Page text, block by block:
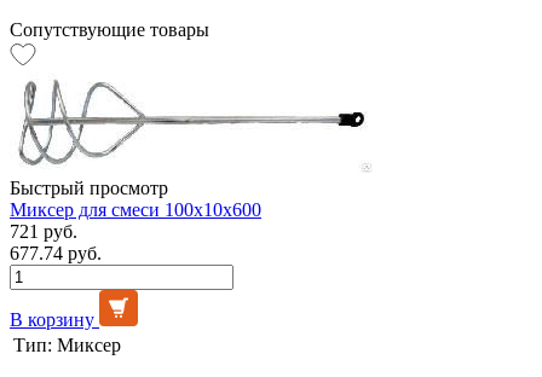
Сопутствующие товары
Быстрый просмотр
Миксер для смеси 100х10х600
721 руб.
677.74 руб.
В корзину
Тип: Миксер